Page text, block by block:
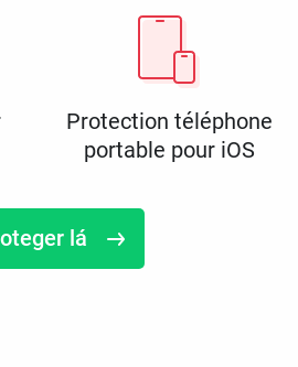
Protection téléphone
portable pour iOS
lá